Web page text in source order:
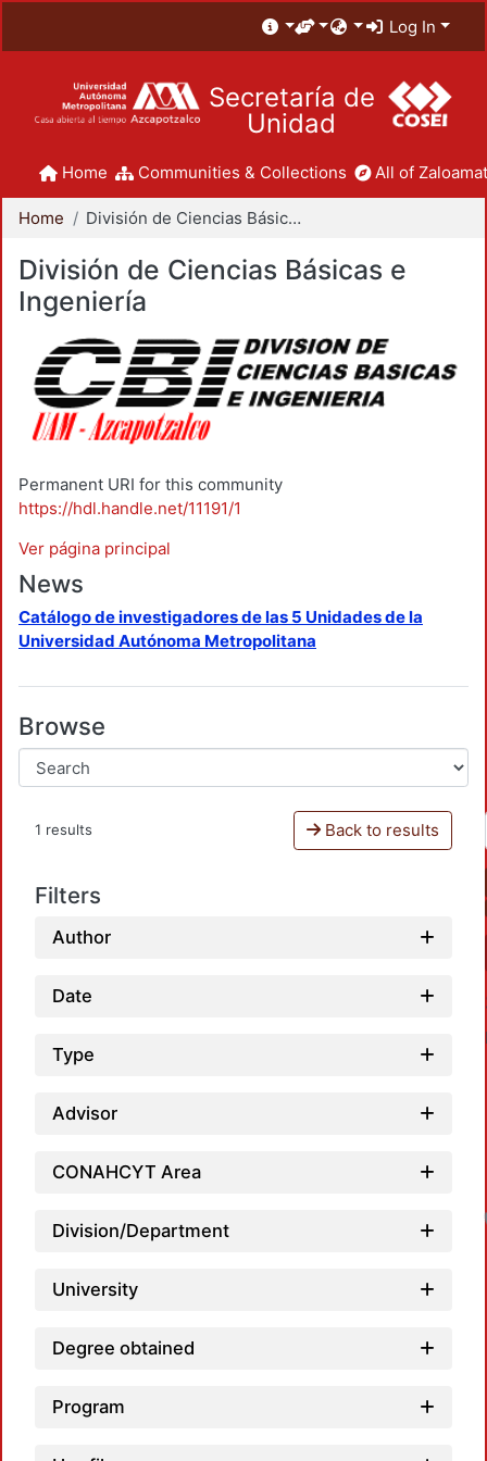
Log In
Secretaría de
Unidad
Home Communities & Collections All of
Home División de Ciencias Básicas e Ingeniería
División de Ciencias Básicas e
Ingeniería
Permanent URI for this community
https://hdl.handle.net/11191/1
Ver página principal
News
Catálogo de investigadores de las 5 Unidades de la
Universidad Autónoma Metropolitana
Browse
1 results Back to results
Filters
Author
Date
Type
Advisor
CONAHCYT Area
Division/Department
University
Degree obtained
Program